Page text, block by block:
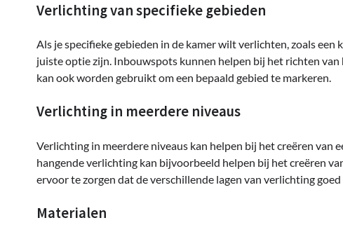
Verlichting van specifieke gebieden
Als je specifieke gebieden in de kamer wilt verlichten, zoals
juiste optie zijn. Inbouwspots kunnen helpen bij het richten
kan ook worden gebruikt om een bepaald gebied te markeren.
Verlichting in meerdere niveaus
Verlichting in meerdere niveaus kan helpen bij het creëren van
hangende verlichting kan bijvoorbeeld helpen bij het creëren
ervoor te zorgen dat de verschillende lagen van verlichting
Materialen